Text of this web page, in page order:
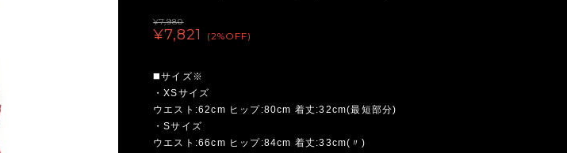
¥7,980
¥7,821 (2%OFF)
◼️サイズ※
・XSサイズ
ウエスト:62cm ヒップ:80cm 着丈:32cm(最短部分)
・Sサイズ
ウエスト:66cm ヒップ:84cm 着丈:33cm(〃)